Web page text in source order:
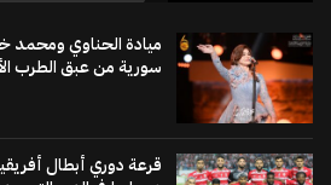
ميادة الحناوي ومحمد
سورية من عبق الطرب
قرعة دوري أبطال